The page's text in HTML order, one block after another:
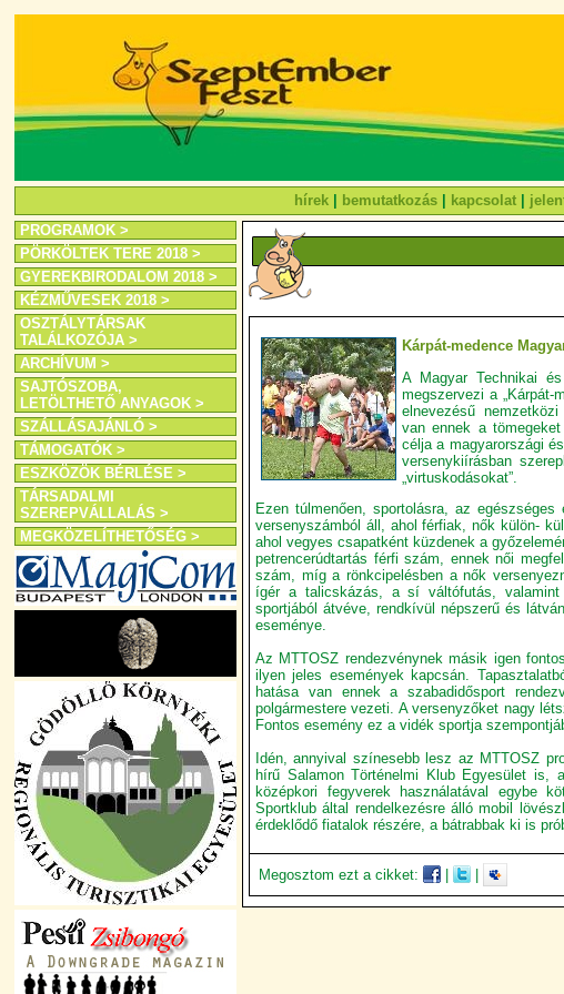
hírek bemutatkozás kapcsolat
PROGRAMOK >
PÖRKÖLTEK TERE 2018 >
GYEREKBIRODALOM 2018 >
KÉZMŰVESEK 2018 >
OSZTÁLYTÁRSAK
TALÁLKOZÓJA >
ARCHÍVUM >
SAJTÓSZOBA,
LETÖLTHETŐ ANYAGOK >
SZÁLLÁSAJÁNLÓ >
TÁMOGATÓK >
ESZKÖZÖK BÉRLÉSE >
TÁRSADALMI
SZEREPVÁLLALÁS >
MEGKÖZELÍTHETŐSÉG >
Kárpát-medence
A Magyar Technikai
megszervezi a „Kárpát-
elnevezésű
van ennek a
célja a magyarországi
versenykiírásban
„virtuskodásokat”.
Ezen túlmenően, sportolásra, az
versenyszámból áll, ahol férfiak, nők külön-
ahol vegyes csapatként küzdenek a
petrencerúdtartás férfi szám, ennek női
szám, míg a rönkcipelésben a nők
ígér a talicskázás, a sí váltófutás, valamint
sportjából átvéve, rendkívül népszerű és
eseménye.
Az MTTOSZ rendezvénynek másik igen
ilyen jeles események kapcsán.
hatása van ennek a szabadidősport
polgármestere vezeti. A versenyzőket nagy
Fontos esemény ez a vidék sportja
Idén, annyival színesebb lesz az MTTOSZ
hírű Salamon Történelmi Klub Egyesület
középkori fegyverek használatával egybe
Sportklub által rendelkezésre álló mobil
érdeklődő fiatalok részére, a bátrabbak ki is
Megosztom ezt a cikket: